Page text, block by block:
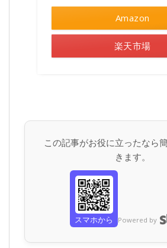
Amazon
楽天市場
この記事がお役に立ったなら
きます。
スマホから Powered by